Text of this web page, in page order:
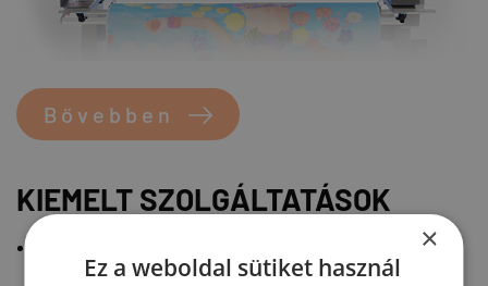
Bővebben
KIEMELT SZOLGÁLTATÁSOK
Szélesformátumú táblás nyomtatás
×
Ez a weboldal sütiket használ